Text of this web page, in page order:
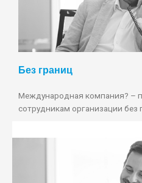
Без границ
Международная компания? –
сотрудникам организации без